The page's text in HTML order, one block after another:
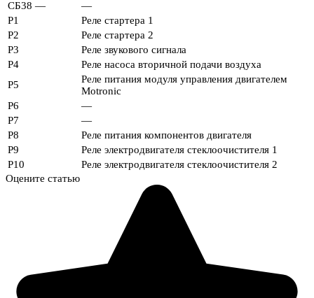
СБ38 —
—
Р1
Реле стартера 1
Р2
Реле стартера 2
Р3
Реле звукового сигнала
Р4
Реле насоса вторичной подачи воздуха
Р5
Реле питания модуля управления двигателем
Motronic
Р6
—
Р7
—
Р8
Реле питания компонентов двигателя
Р9
Реле электродвигателя стеклоочистителя 1
Р10
Реле электродвигателя стеклоочистителя 2
Оцените статью